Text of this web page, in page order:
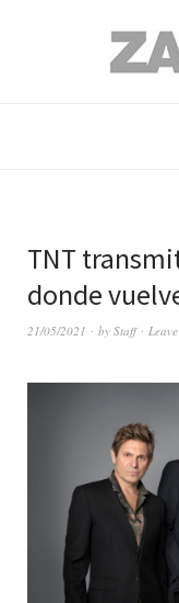
TNT
donde
21/05/2021 by Staff